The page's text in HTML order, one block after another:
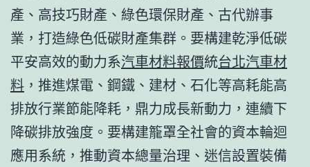
產、高技巧財產、綠色環保財產、古代辦事
業，打造綠色低碳財產集群。要構建乾淨低碳
平安高效的動力系汽車材料報價統台北汽車材
料 ，推進煤電、鋼鐵、建材、石化等高耗能高
排放行業節能降耗，鼎力成長新動力，連續下
降碳排放強度。要構建籠罩全社會的資本輪迴
應用系統，推動資本總量治理、迷信設置裝備